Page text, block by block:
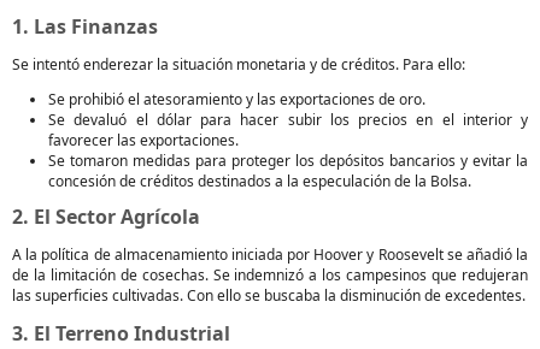
1. Las Finanzas
Se intentó enderezar la situación monetaria y de créditos. Para ello:
Se prohibió el atesoramiento y las exportaciones de oro.
Se devaluó el dólar para hacer subir los precios en el interior y
favorecer las exportaciones.
Se tomaron medidas para proteger los depósitos bancarios y evitar la
concesión de créditos destinados a la especulación de la Bolsa.
2. El Sector Agrícola
A la política de almacenamiento iniciada por Hoover y Roosevelt se añadió la
de la limitación de cosechas. Se indemnizó a los campesinos que redujeran
las superficies cultivadas. Con ello se buscaba la disminución de excedentes.
3. El Terreno Industrial